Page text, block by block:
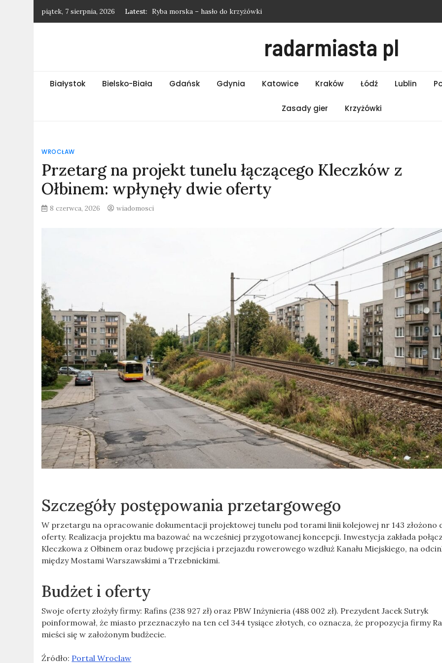
piątek, 7 sierpnia, 2026 Latest: Ryba morska – hasło do krzyżówki
Najnowsze wiadomości Białystok – Czwartek 06.08.2026
Najnowsze wiadomości Bielsko-Biała – Czwartek 06.08.2026
radarmiasta pl
Białystok Bielsko-Biała Gdańsk Gdynia Katowice Kraków Łódź Lublin
Zasady gier Krzyżówki
WROCŁAW
Przetarg na projekt tunelu łączącego Kleczków z
Ołbinem: wpłynęły dwie oferty
8 czerwca, 2026 wiadomosci
Szczegóły postępowania przetargowego
W przetargu na opracowanie dokumentacji projektowej tunelu pod torami linii kolejowej nr 143 złożono
oferty. Realizacja projektu ma bazować na wcześniej przygotowanej koncepcji. Inwestycja zakłada
Kleczkowa z Ołbinem oraz budowę przejścia i przejazdu rowerowego wzdłuż Kanału Miejskiego, na
między Mostami Warszawskimi a Trzebnickimi.
Budżet i oferty
Swoje oferty złożyły firmy: Rafins (238 927 zł) oraz PBW Inżynieria (488 002 zł). Prezydent Jacek Sutryk
poinformował, że miasto przeznaczyło na ten cel 344 tysiące złotych, co oznacza, że propozycja firmy
mieści się w założonym budżecie.
Źródło: Portal Wroclaw